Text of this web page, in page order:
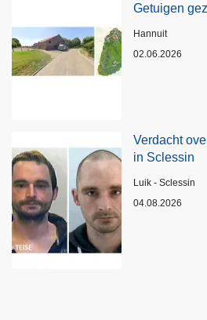
Getuigen
Plaats
Hannuit
02.06.2026
Verdacht
in Sclessin
Plaats
Luik - Sclessin
04.08.2026